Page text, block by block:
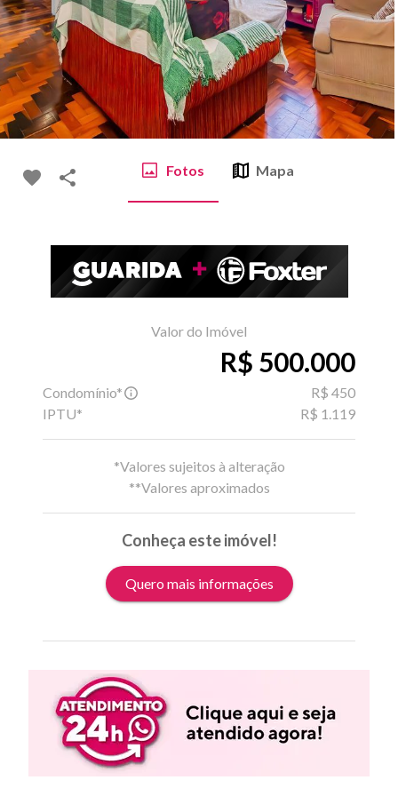
Fotos Mapa
Valor do Imóvel
R$ 500.000
Condomínio*
R$ 450
IPTU*
R$ 1.119
*Valores sujeitos à alteração
**Valores aproximados
Conheça este imóvel!
Quero mais informações